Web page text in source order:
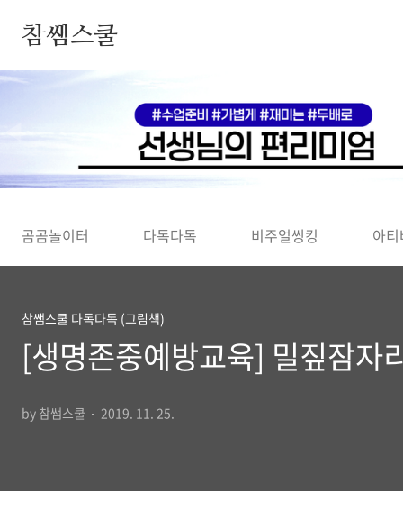
참쌤스쿨
◀
곰곰놀이터 다독다독 비주얼씽킹 아
참쌤스쿨 다독다독 (그림책)
[생명존중예방교육] 밀짚잠자
by 참쌤스쿨 2019. 11. 25.